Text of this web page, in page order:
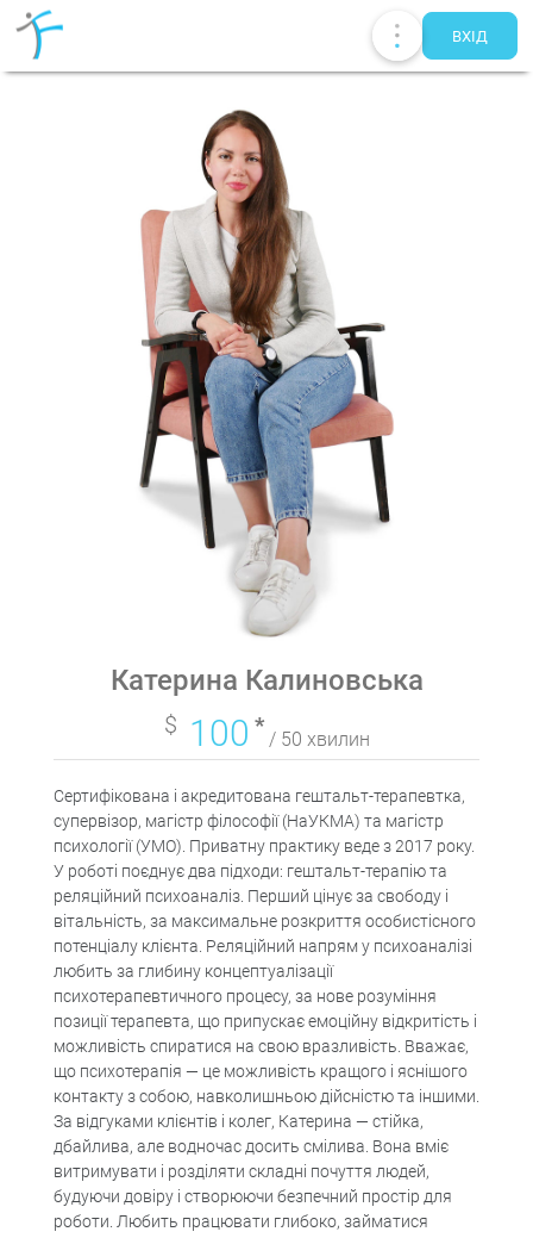
Публікації
Терапевти
UA ENRU
ВХIД
Катерина Калиновська
$ 100*
/ 50 хвилин
Сертифікована і акредитована гештальт-терапевтка,
супервізор, магістр філософії (НаУКМА) та магістр
психології (УМО). Приватну практику веде з 2017 року.
У роботі поєднує два підходи: гештальт-терапію та
реляційний психоаналіз. Перший цінує за свободу і
вітальність, за максимальне розкриття особистісного
потенціалу клієнта. Реляційний напрям у психоаналізі
любить за глибину концептуалізації
психотерапевтичного процесу, за нове розуміння
позиції терапевта, що припускає емоційну відкритість і
можливість спиратися на свою вразливість. Вважає,
що психотерапія — це можливість кращого і яснішого
контакту з собою, навколишньою дійсністю та іншими.
За відгуками клієнтів і колег, Катерина — стійка,
дбайлива, але водночас досить смілива. Вона вміє
витримувати і розділяти складні почуття людей,
будуючи довіру і створюючи безпечний простір для
роботи. Любить працювати глибоко, займатися